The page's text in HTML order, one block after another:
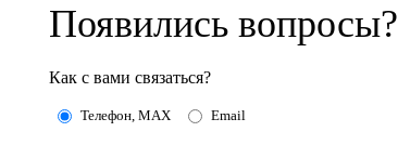
Появились вопросы?
Как с вами связаться?
Телефон, MAX Email